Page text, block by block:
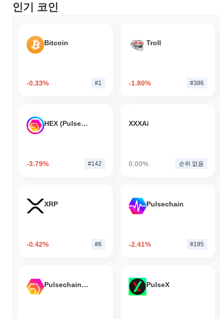
인기 코인
Bitcoin
-0.33% #1
Troll
-1.80% #386
HEX (Pulsechain)
-3.79% #142
XXXAi
0.00% 순위 없음
XRP
-0.42% #6
Pulsechain
-2.41% #195
Pulsechain Bridged HEX (Pulsechain) PulseX